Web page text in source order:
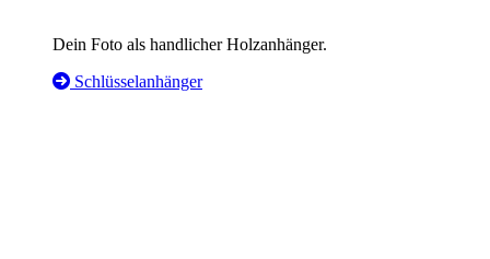
Dein Foto als handlicher Holzanhänger.
Schlüsselanhänger